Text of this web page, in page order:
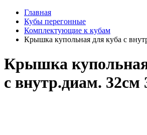
Главная
Кубы перегонные
Комплектующие к кубам
Крышка купольная для куба с
Крышка
с внутр.диам. 32см